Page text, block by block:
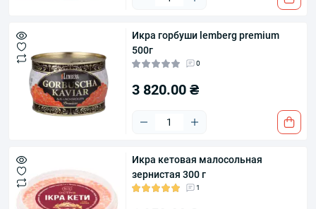
Икра горбуши lemberg premium
500г
0
3 820.00 ₴
Икра кетовая малосольная
зернистая 300 г
1